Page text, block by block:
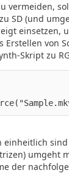
vermeiden,
SD (und
einsetzen,
Erstellen von
Skript zu
einheitlich
umgeht
der